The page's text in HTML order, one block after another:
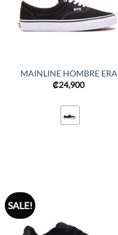
MAINLINE HOMBRE ERA
₡24,900
SALE!